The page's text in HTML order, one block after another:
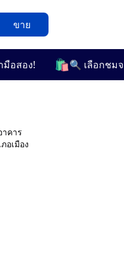
ขาย
ง! 🛍️ 🔍 เลือกชมจาก
าคาร
อเมือง